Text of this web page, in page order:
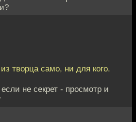
творца само, ни для кого.
не секрет - просмотр и